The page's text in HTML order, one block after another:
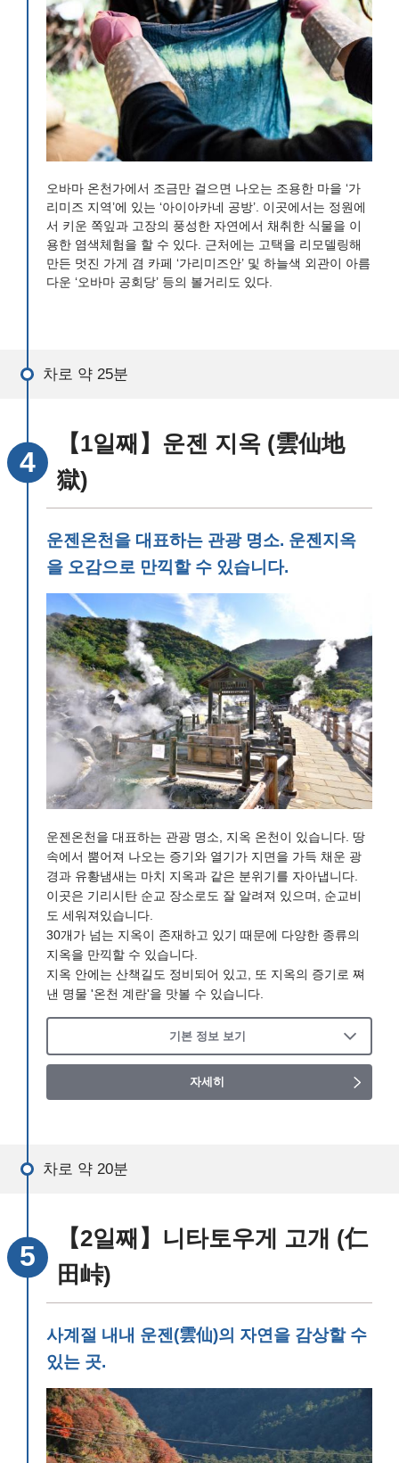
오바마 온천가에서 조금만 걸으면 나오는 조용한 마을 ‘가
리미즈 지역’에 있는 ‘아이아카네 공방’. 이곳에서는 정원에
서 키운 쪽잎과 고장의 풍성한 자연에서 채취한 식물을 이
용한 염색체험을 할 수 있다. 근처에는 고택을 리모델링해
만든 멋진 가게 겸 카페 ‘가리미즈안’ 및 하늘색 외관이 아름
다운 ‘오바마 공회당’ 등의 볼거리도 있다.
차로 약 25분
【1일째】운젠 지옥 (雲仙地
獄)
운젠온천을 대표하는 관광 명소. 운젠지옥
을 오감으로 만끽할 수 있습니다.
운젠온천을 대표하는 관광 명소, 지옥 온천이 있습니다. 땅
속에서 뿜어져 나오는 증기와 열기가 지면을 가득 채운 광
경과 유황냄새는 마치 지옥과 같은 분위기를 자아냅니다.
이곳은 기리시탄 순교 장소로도 잘 알려져 있으며, 순교비
도 세워져있습니다.
30개가 넘는 지옥이 존재하고 있기 때문에 다양한 종류의
지옥을 만끽할 수 있습니다.
지옥 안에는 산책길도 정비되어 있고, 또 지옥의 증기로 쪄
낸 명물 '온천 계란'을 맛볼 수 있습니다.
기본 정보 보기
자세히
차로 약 20분
【2일째】니타토우게 고개 (仁
田峠)
사계절 내내 운젠(雲仙)의 자연을 감상할 수
있는 곳.